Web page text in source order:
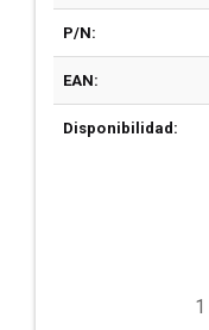
P/N:
EAN:
Disponibilidad: